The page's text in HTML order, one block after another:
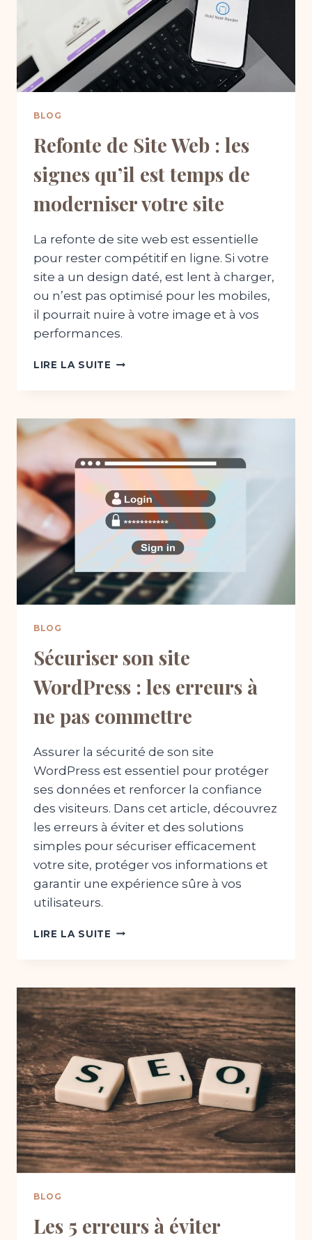
BLOG
Refonte de Site Web : les
signes qu’il est temps de
moderniser votre site
La refonte de site web est essentielle
pour rester compétitif en ligne. Si votre
site a un design daté, est lent à charger,
ou n’est pas optimisé pour les mobiles,
il pourrait nuire à votre image et à vos
performances.
LIRE LA SUITE REFONTE
:
SIGNES
QU’IL
TEMPS
DE
MODERNISER
VOTRE
SITE
BLOG
Sécuriser son site
WordPress : les erreurs à
ne pas commettre
Assurer la sécurité de son site
WordPress est essentiel pour protéger
ses données et renforcer la confiance
des visiteurs. Dans cet article, découvrez
les erreurs à éviter et des solutions
simples pour sécuriser efficacement
votre site, protéger vos informations et
garantir une expérience sûre à vos
utilisateurs.
LIRE LA SUITE SÉCURISER
:
LES
ERREURS
À
NE
PAS
COMMETTRE
BLOG
Les 5 erreurs à éviter